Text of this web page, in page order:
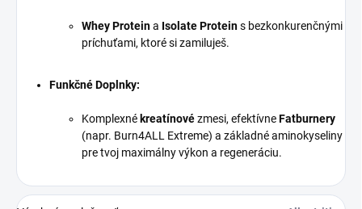
Whey Proteina Isolate Proteins bezkonkurenčnými
príchuťami, ktoré si zamiluješ.
Funkčné Doplnky:
Komplexné kreatínovézmesi, efektívneFatburnery
(napr. Burn4ALL Extreme) a základné aminokyseliny
pre tvoj maximálny výkon a regeneráciu.